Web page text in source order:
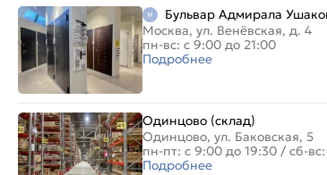
Бульвар Адмирала
Москва, ул. Венёвская, д. 4
пн-вс: с 9:00 до 21:00
Подробнее
Одинцово (склад)
Одинцово, ул. Баковская, 5
пн-пт: с 9:00 до 19:30 / сб-
Подробнее